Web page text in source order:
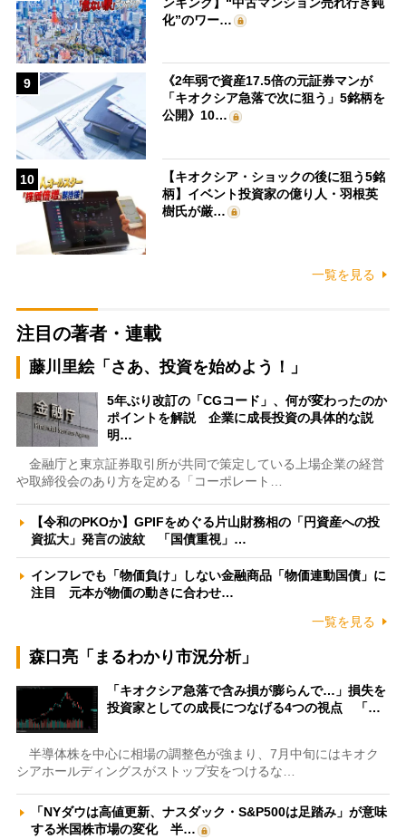
化”のワー…
9
《2年弱で資産17.5倍の元証券マンが
「キオクシア急落で次に狙う」5銘柄を
公開》10…
10
【キオクシア・ショックの後に狙う5銘
柄】イベント投資家の億り人・羽根英
樹氏が厳…
一覧を見る
注目の著者・連載
藤川里絵「さあ、投資を始めよう！」
5年ぶり改訂の「CGコード」、何が変わったのか
ポイントを解説 企業に成長投資の具体的な説
明…
金融庁と東京証券取引所が共同で策定している上場企業の経営
や取締役会のあり方を定める「コーポレート…
【令和のPKOか】GPIFをめぐる片山財務相の「円資産への投
資拡大」発言の波紋 「国債重視」…
インフレでも「物価負け」しない金融商品「物価連動国債」に
注目 元本が物価の動きに合わせ…
一覧を見る
森口亮「まるわかり市況分析」
「キオクシア急落で含み損が膨らんで…」損失を
投資家としての成長につなげる4つの視点 「…
半導体株を中心に相場の調整色が強まり、7月中旬にはキオク
シアホールディングスがストップ安をつけるな…
「NYダウは高値更新、ナスダック・S&P500は足踏み」が意味
する米国株市場の変化 半…